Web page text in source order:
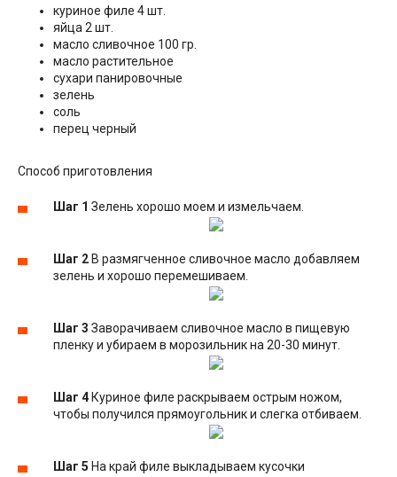
куриное филе 4 шт.
яйца 2 шт.
масло сливочное 100 гр.
масло растительное
сухари панировочные
зелень
соль
перец черный
Способ приготовления
Шаг 1 Зелень хорошо моем и измельчаем.
Шаг 2 В размягченное сливочное масло добавляем
зелень и хорошо перемешиваем.
Шаг 3 Заворачиваем сливочное масло в пищевую
пленку и убираем в морозильник на 20-30 минут.
Шаг 4 Куриное филе раскрываем острым ножом,
чтобы получился прямоугольник и слегка отбиваем.
Шаг 5 На край филе выкладываем кусочки